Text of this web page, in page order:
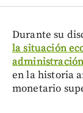
Durante su
la situación
administración
en la historia
monetario